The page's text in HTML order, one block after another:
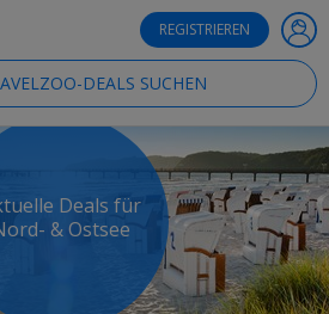
REGISTRIEREN
DEALS SUCHEN
Deals für
& Ostsee